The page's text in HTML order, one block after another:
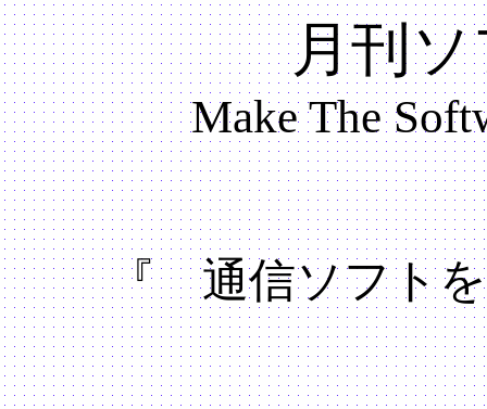
月刊
Make The
『 通信ソフト